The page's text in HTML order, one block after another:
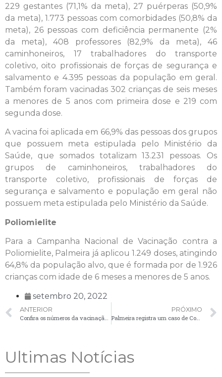
229 gestantes (71,1% da meta), 27 puérperas (50,9%
da meta), 1.773 pessoas com comorbidades (50,8% da
meta), 26 pessoas com deficiência permanente (2%
da meta), 408 professores (82,9% da meta), 46
caminhoneiros, 17 trabalhadores do transporte
coletivo, oito profissionais de forças de segurança e
salvamento e 4.395 pessoas da população em geral.
Também foram vacinadas 302 crianças de seis meses
a menores de 5 anos com primeira dose e 219 com
segunda dose.
A vacina foi aplicada em 66,9% das pessoas dos grupos
que possuem meta estipulada pelo Ministério da
Saúde, que somados totalizam 13.231 pessoas. Os
grupos de caminhoneiros, trabalhadores do
transporte coletivo, profissionais de forças de
segurança e salvamento e população em geral não
possuem meta estipulada pelo Ministério da Saúde.
Poliomielite
Para a Campanha Nacional de Vacinação contra a
Poliomielite, Palmeira já aplicou 1.249 doses, atingindo
64,8% da população alvo, que é formada por de 1.926
crianças com idade de 6 meses a menores de 5 anos.
setembro 20, 2022
ANTERIOR
PRÓXIMO
Palmeira registra um caso de Covid-19 nesta quarta-feira (21)
Ultimas Notícias